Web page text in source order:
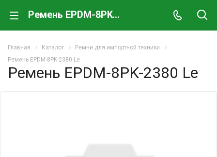
Ремень EPDM-8PK-2380 Le
Главная Каталог
Ремни для импортной техники
Ремень EPDM-8PK-2380 Le
Ремень EPDM-8PK-2380 Le